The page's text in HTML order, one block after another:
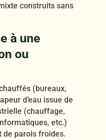
construits sans
à une
ou
(bureaux,
d’eau issue de
(chauffage,
etc.)
de parois froides.